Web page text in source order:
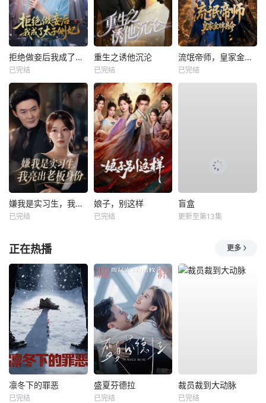
拒绝做妾后我成了太子侧妃
已完结
重生之诱他沉沦
已完结
流氓帝师，皇家金牌县令
已完结
嫌我是实习生，我亮出老板身份
已完结
娘子，别这样
已完结
盲盒
更新至第13集
正在热播 更多
凛冬下的罪恶
已完结
盛夏芬德拉
已完结
裁员裁到大动脉
已完结